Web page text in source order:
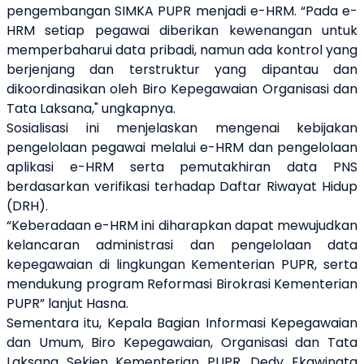
pengembangan SIMKA PUPR menjadi e-HRM. “Pada e-
HRMsetiap pegawai diberikan kewenangan untuk
memperbaharui data pribadi, namun ada kontrol yang
berjenjang dan terstruktur yang dipantau dan
dikoordinasikan oleh Biro Kepegawaian Organisasi dan
Tata Laksana," ungkapnya.
Sosialisasi ini menjelaskan mengenai kebijakan
pengelolaan pegawai melalui e-HRM dan pengelolaan
aplikasi e-HRM serta pemutakhiran data PNS
berdasarkan verifikasi terhadap Daftar Riwayat Hidup
(DRH).
“Keberadaane-HRM ini diharapkandapat mewujudkan
kelancaran administrasi dan pengelolaan data
kepegawaian di lingkungan Kementerian PUPR, serta
mendukung program Reformasi Birokrasi Kementerian
PUPR” lanjut Hasna.
Sementara itu, Kepala Bagian Informasi Kepegawaian
dan Umum,Biro Kepegawaian, Organisasi dan Tata